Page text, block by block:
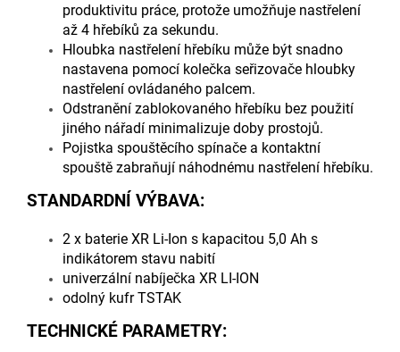
produktivitu práce, protože umožňuje nastřelení
až 4 hřebíků za sekundu.
Hloubka nastřelení hřebíku může být snadno
nastavena pomocí kolečka seřizovače hloubky
nastřelení ovládaného palcem.
Odstranění zablokovaného hřebíku bez použití
jiného nářadí minimalizuje doby prostojů.
Pojistka spouštěcího spínače a kontaktní
spouště zabraňují náhodnému nastřelení hřebíku.
STANDARDNÍ VÝBAVA:
2 x baterie XR Li-Ion s kapacitou 5,0 Ah s
indikátorem stavu nabití
univerzální nabíječka XR LI-ION
odolný kufr TSTAK
TECHNICKÉ PARAMETRY: